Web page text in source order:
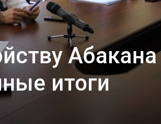
Абакана
итоги